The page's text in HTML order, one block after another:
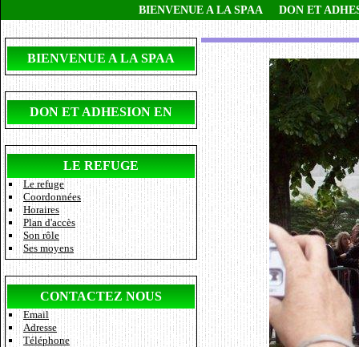
BIENVENUE A LA SPAA DON ET
BIENVENUE A LA SPAA
DON ET ADHESION EN
LIGNE
LE REFUGE
Le refuge
Coordonnées
Horaires
Plan d'accès
Son rôle
Ses moyens
CONTACTEZ NOUS
Email
Adresse
Téléphone